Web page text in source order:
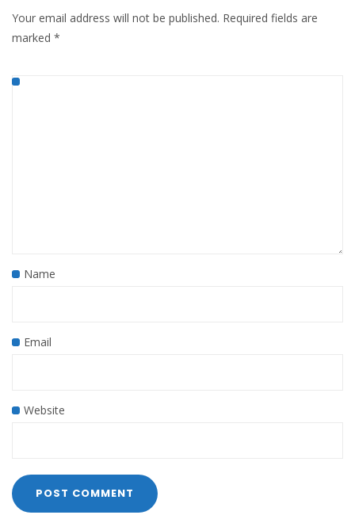
Your email address will not be published. Required fields are
marked *
Name
Email
Website